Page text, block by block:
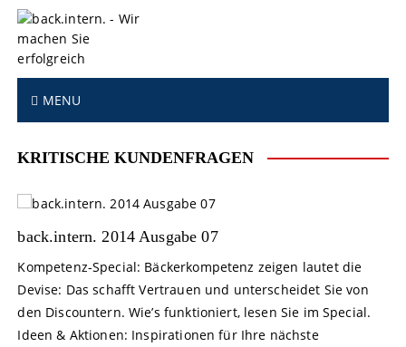
MENU
KRITISCHE KUNDENFRAGEN
back.intern. 2014 Ausgabe 07
Kompetenz-Special: Bäckerkompetenz zeigen lautet die
Devise: Das schafft Vertrauen und unterscheidet Sie von
den Discountern. Wie’s funktioniert, lesen Sie im Special.
Ideen & Aktionen: Inspirationen für Ihre nächste